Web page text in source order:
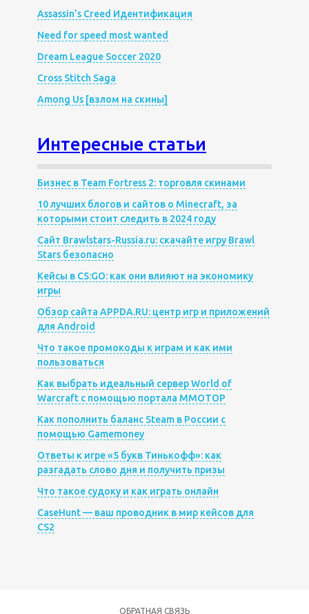
Assassin’s Creed Идентификация
Need for speed most wanted
Dream League Soccer 2020
Cross Stitch Saga
Among Us [взлом на скины]
Интересные статьи
Бизнес в Team Fortress 2: торговля скинами
10 лучших блогов и сайтов о Minecraft, за
которыми стоит следить в 2024 году
Сайт Brawlstars-Russia.ru: скачайте игру Brawl
Stars безопасно
Кейсы в CS:GO: как они влияют на экономику
игры
Обзор сайта APPDA.RU: центр игр и приложений
для Android
Что такое промокоды к играм и как ими
пользоваться
Как выбрать идеальный сервер World of
Warcraft с помощью портала MMOTOP
Как пополнить баланс Steam в России с
помощью Gamemoney
Ответы к игре «5 букв Тинькофф»: как
разгадать слово дня и получить призы
Что такое судоку и как играть онлайн
CaseHunt — ваш проводник в мир кейсов для
CS2
ОБРАТНАЯ СВЯЗЬ